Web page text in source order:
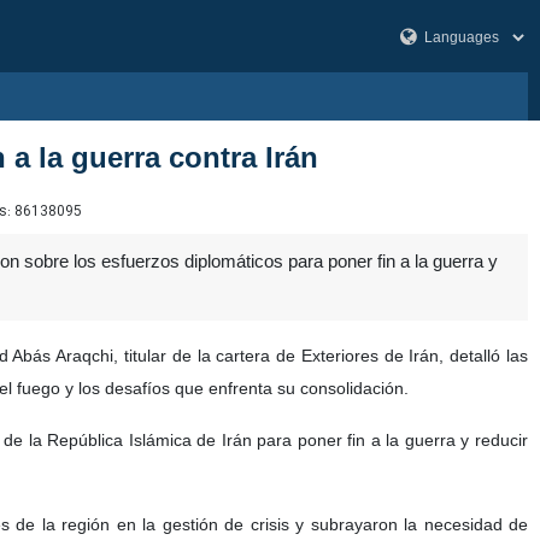
la guerra contra Irán
86138095
sobre los esfuerzos diplomáticos para poner fin a la guerra y
Araqchi, titular de la cartera de Exteriores de Irán, detalló las
fuego y los desafíos que enfrenta su consolidación.
la República Islámica de Irán para poner fin a la guerra y reducir
de la región en la gestión de crisis y subrayaron la necesidad de